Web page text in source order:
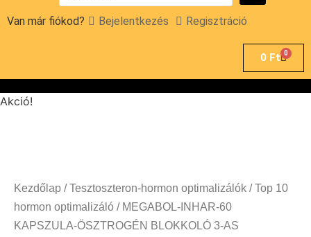
Van már fiókod? Bejelentkezés Regisztráció
0 Ft 0
Akció!
Kezdőlap /Tesztoszteron-hormon optimalizálók /Top 10
hormon optimalizáló / MEGABOL-INHAR-60
KAPSZULA-ÖSZTROGÉN BLOKKOLÓ 3-AS